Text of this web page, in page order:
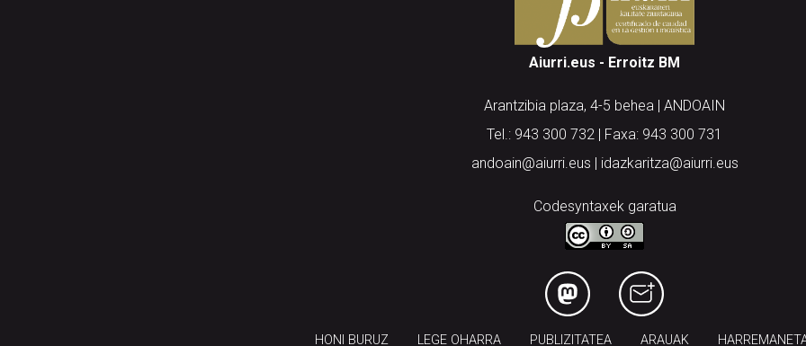
Aiurri.eus - Erroitz BM
Arantzibia plaza, 4-5 behea | ANDOAIN
Tel.: 943 300 732 | Faxa: 943 300 731
andoain@aiurri.eus | idazkaritza@aiurri.eus
Codesyntaxek garatua
HONI BURUZ LEGE OHARRA PUBLIZITATEA ARAUAK